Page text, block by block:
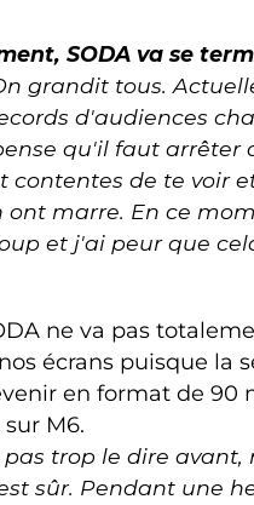
SODA va se
grandit tous.
d'audiences
qu'il faut arrêter
contentes de te voir
ont marre. En ce
et j'ai peur que
ne va pas
écrans puisque la
en format de 90
M6.
pas trop le dire avant,
sûr. Pendant une